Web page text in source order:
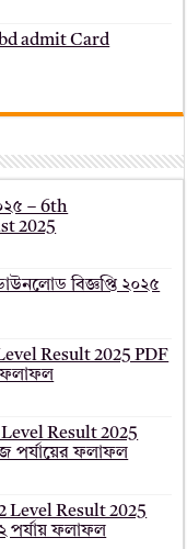
admit Card
– 6th
2025
বিজ্ঞপ্তি ২০২৫
Result 2025 PDF
ফলাফল
Result 2025
পর্যায়ের ফলাফল
Level Result 2025
পর্যায় ফলাফল